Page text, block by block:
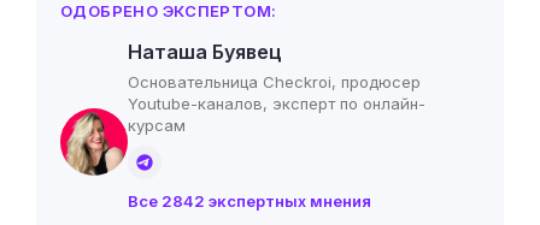
ОДОБРЕНО ЭКСПЕРТОМ:
Наташа Буявец
Основательница Checkroi, продюсер
Youtube-каналов, эксперт по онлайн-
курсам
Все 2842 экспертных мнения